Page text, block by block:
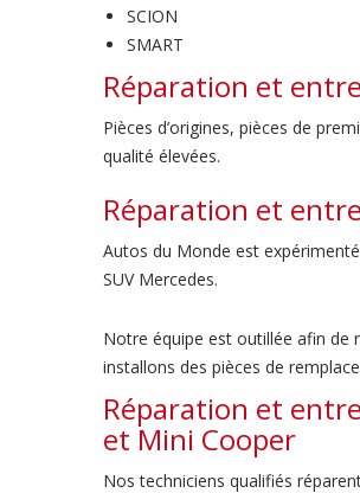
SCION
SMART
Réparation et
Pièces d’origines, pièces de
qualité élevées.
Réparation et
Autos du Monde est
SUV Mercedes.
Notre équipe est outillée afin de
installons des pièces de
Réparation et
et Mini Cooper
Nos techniciens qualifiés